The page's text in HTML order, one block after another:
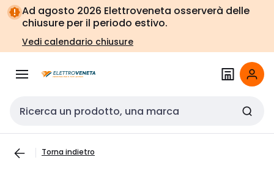
Vai alla
navigazione
Vai
alla
pagina
Ad agosto 2026 Elettroveneta osserverà delle
chiusure per il periodo estivo.
Vedi calendario chiusure
Cerca input
Torna indietro